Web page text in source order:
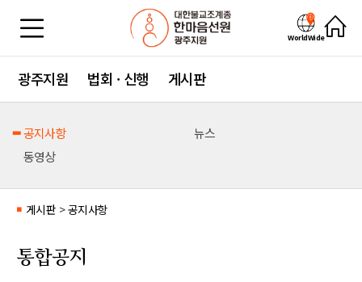
WorldWide
광주지원 법회 · 신행 게시판
공지사항
뉴스
동영상
■ 게시판 >공지사항
통합공지